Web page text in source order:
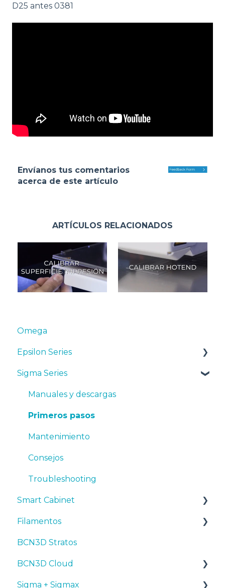
D25 antes 0381
Envíanos tus comentarios
acerca de este artículo
ARTÍCULOS RELACIONADOS
Omega
Epsilon Series
Manuales y Descargas
Primeros pasos
Mantenimiento
Consejos
Resolución de problemas
Sigma Series
Manuales y descargas
Primeros pasos
Mantenimiento
Consejos
Troubleshooting
Smart Cabinet
Manuales y Descargas
Primeros pasos
Mantenimiento
Resolución de problemas
Filamentos
Consejos
PLA
Tough PLA
BCN3D Stratos
BCN3D Cloud
BCN3D Cloud Teams
Sigma + Sigmax